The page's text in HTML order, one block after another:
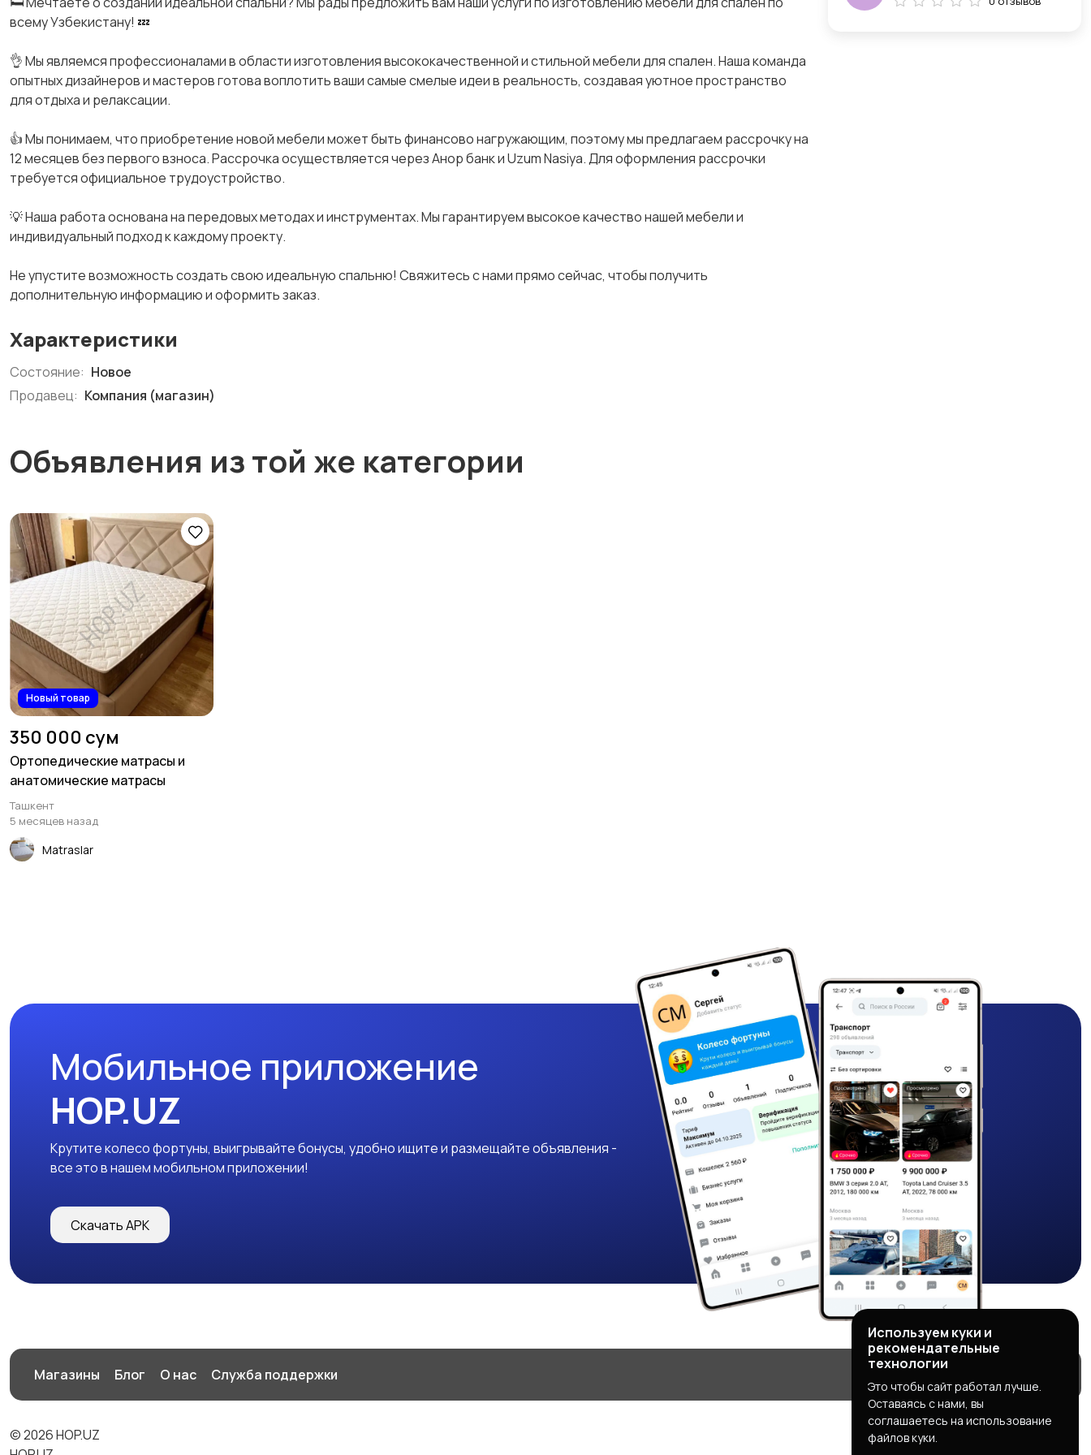
всему Узбекистану! 💤
👌 Мы являемся профессионалами в области изготовления высококачественной и стильной мебели для спален. Наша команда
опытных дизайнеров и мастеров готова воплотить ваши самые смелые идеи в реальность, создавая уютное пространство
для отдыха и релаксации.
👍 Мы понимаем, что приобретение новой мебели может быть финансово нагружающим, поэтому мы предлагаем рассрочку на
12 месяцев без первого взноса. Рассрочка осуществляется через Анор банк и Uzum Nasiya. Для оформления рассрочки
требуется официальное трудоустройство.
💡 Наша работа основана на передовых методах и инструментах. Мы гарантируем высокое качество нашей мебели и
индивидуальный подход к каждому проекту.
Не упустите возможность создать свою идеальную спальню! Свяжитесь с нами прямо сейчас, чтобы получить
дополнительную информацию и оформить заказ.
Характеристики
Состояние: Новое
Продавец: Компания (магазин)
Объявления из той же категории
Новый товар
350 000 сум
Ортопедические матрасы и
анатомические матрасы
Ташкент
5 месяцев назад
Matraslar
Мобильное приложение
HOP.UZ
Крутите колесо фортуны, выигрывайте бонусы, удобно ищите и размещайте объявления -
все это в нашем мобильном приложении!
Скачать APK
Магазины Блог О нас Служба поддержки
© 2026 HOP.UZ
Используем куки и
рекомендательные
технологии
Это чтобы сайт работал лучше.
Оставаясь с нами, вы
соглашаетесь на использование
файлов куки.